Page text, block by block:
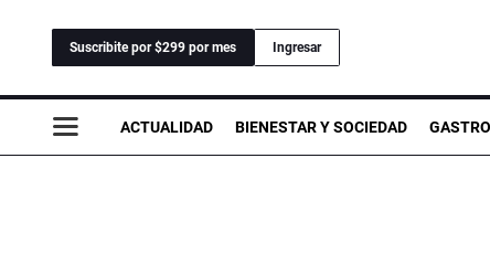
Suscribite por $299 por mes Ingresar
ACTUALIDAD BIENESTAR Y SOCIEDAD